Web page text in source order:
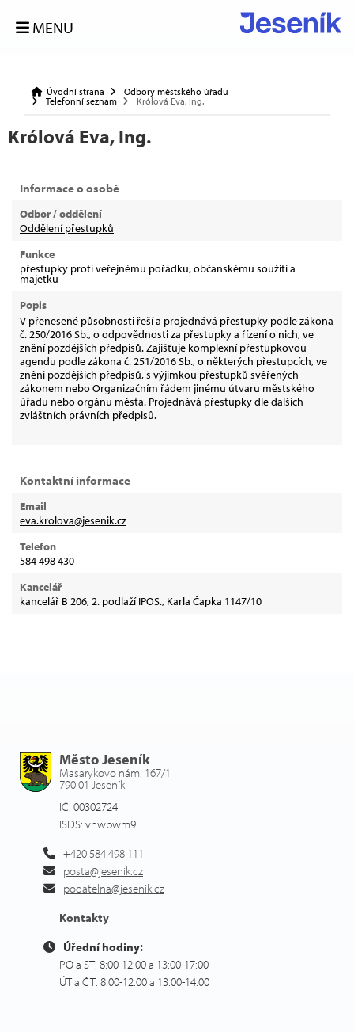
MENU
Úvodní strana
Odbory městského úřadu
Telefonní seznam
Królová Eva, Ing.
Królová Eva, Ing.
Informace o osobě
Odbor / oddělení
Oddělení přestupků
Funkce
přestupky proti veřejnému pořádku, občanskému soužití a
majetku
Popis
V přenesené působnosti řeší a projednává přestupky podle zákona
č. 250/2016 Sb., o odpovědnosti za přestupky a řízení o nich, ve
znění pozdějších předpisů. Zajišťuje komplexní přestupkovou
agendu podle zákona č. 251/2016 Sb., o některých přestupcích, ve
znění pozdějších předpisů, s výjimkou přestupků svěřených
zákonem nebo Organizačním řádem jinému útvaru městského
úřadu nebo orgánu města. Projednává přestupky dle dalších
zvláštních právních předpisů.
Kontaktní informace
Email
eva.krolova@jesenik.cz
Telefon
584 498 430
Kancelář
kancelář B 206, 2. podlaží IPOS., Karla Čapka 1147/10
Město Jeseník
Masarykovo nám. 167/1
790 01 Jeseník
IČ: 00302724
ISDS: vhwbwm9
+420 584 498 111
posta@jesenik.cz
podatelna@jesenik.cz
Kontakty
Úřední hodiny:
PO a ST: 8:00-12:00 a 13:00-17:00
ÚT a ČT: 8:00-12:00 a 13:00-14:00